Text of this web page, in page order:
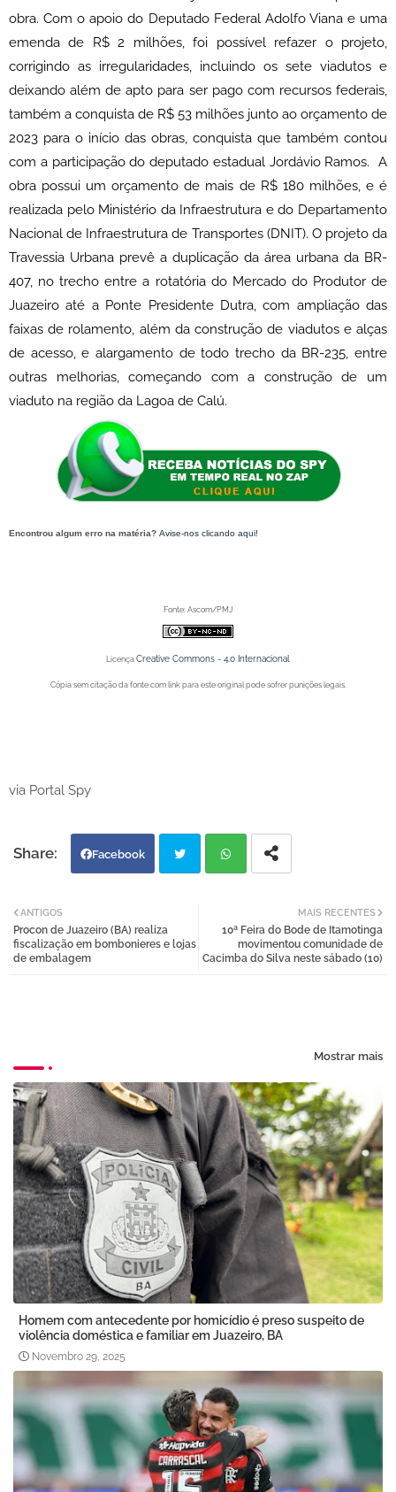
obra. Com o apoio do Deputado Federal Adolfo Viana e uma
emenda de R$ 2 milhões, foi possível refazer o projeto,
corrigindo as irregularidades, incluindo os sete viadutos e
deixando além de apto para ser pago com recursos federais,
também a conquista de R$ 53 milhões junto ao orçamento de
2023 para o início das obras, conquista que também contou
com a participação do deputado estadual Jordávio Ramos. A
obra possui um orçamento de mais de R$ 180 milhões, e é
realizada pelo Ministério da Infraestrutura e do Departamento
Nacional de Infraestrutura de Transportes (DNIT). O projeto da
Travessia Urbana prevê a duplicação da área urbana da BR-
407, no trecho entre a rotatória do Mercado do Produtor de
Juazeiro até a Ponte Presidente Dutra, com ampliação das
faixas de rolamento, além da construção de viadutos e alças
de acesso, e alargamento de todo trecho da BR-235, entre
outras melhorias, começando com a construção de um
viaduto na região da Lagoa de Calú.
Encontrou algum erro na matéria? Avise-nos clicando aqui!
Fonte: Ascom/PMJ
Licença Creative Commons - 4.0 Internacional
Cópia sem citação da fonte com link para este original pode sofrer punições legais.
via Portal Spy
Facebook
atsa
MAIS RECENTES
10ª Feira do Bode de Itamotinga
movimentou comunidade de
Cacimba do Silva neste sábado (10)
ANTIGOS
Procon de Juazeiro (BA) realiza
fiscalização em bombonieres e lojas
de embalagem
Mostrar mais
Homem com antecedente por homicídio é preso suspeito de
violência doméstica e familiar em Juazeiro, BA
Novembro 29, 2025